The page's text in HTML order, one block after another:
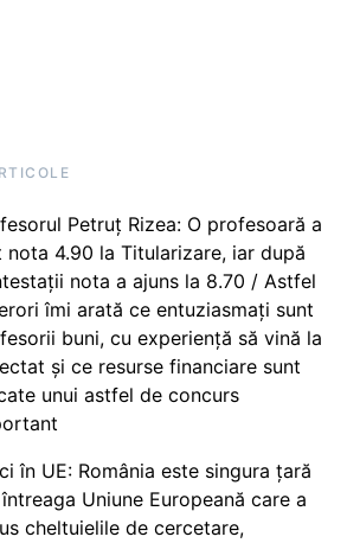
Petruț Rizea: O profesoară a
nota 4.90 la Titularizare, iar după
nota a ajuns la 8.70 / Astfel
îmi arată ce entuziasmați sunt
buni, cu experiență să vină la
și ce resurse financiare sunt
unui astfel de concurs
în UE: România este singura țară
Uniune Europeană care a
cheltuielile de cercetare,